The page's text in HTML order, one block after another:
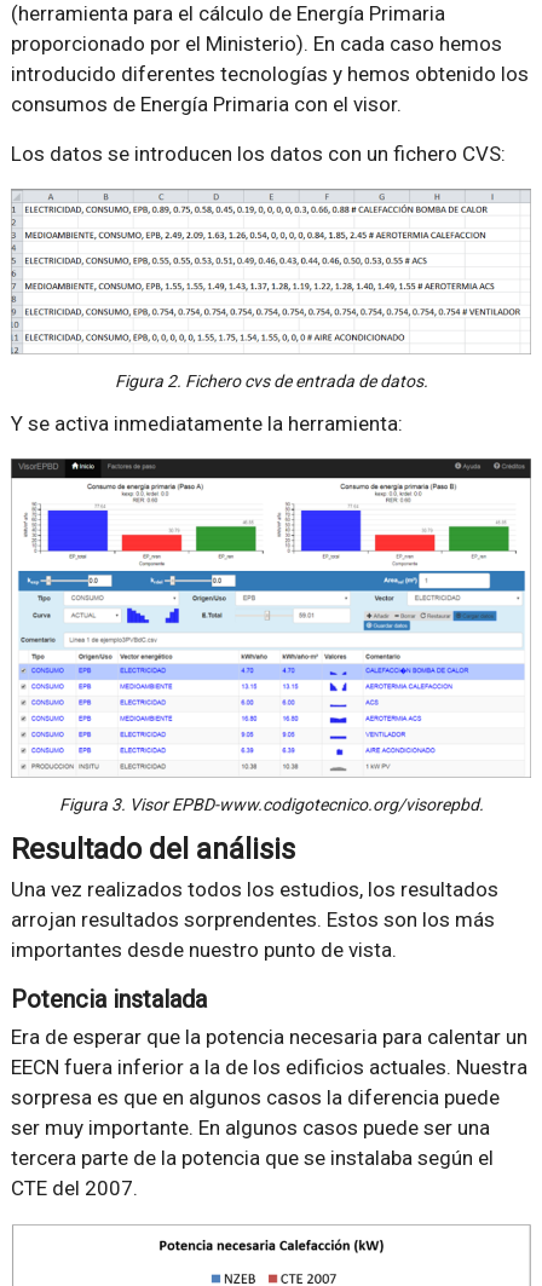
(herramienta para el cálculo de Energía Primaria
proporcionado por el Ministerio). En cada caso hemos
introducido diferentes tecnologías y hemos obtenido los
consumos de Energía Primaria con el visor.
Los datos se introducen los datos con un fichero CVS:
Figura 2. Fichero cvs de entrada de datos.
Y se activa inmediatamente la herramienta:
Figura 3. Visor EPBD-www.codigotecnico.org/visorepbd.
Resultado del análisis
Una vez realizados todos los estudios, los resultados
arrojan resultados sorprendentes. Estos son los más
importantes desde nuestro punto de vista.
Potencia instalada
Era de esperar que la potencia necesaria para calentar un
EECN fuera inferior a la de los edificios actuales. Nuestra
sorpresa es que en algunos casos la diferencia puede
ser muy importante. En algunos casos puede ser una
tercera parte de la potencia que se instalaba según el
CTE del 2007.